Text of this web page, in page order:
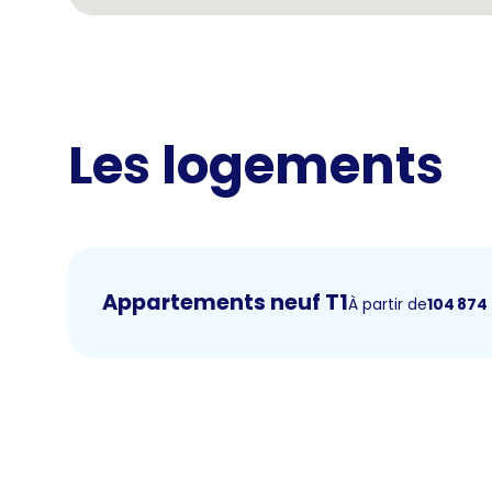
Les logements
Appartements neuf T1À partir de104 874